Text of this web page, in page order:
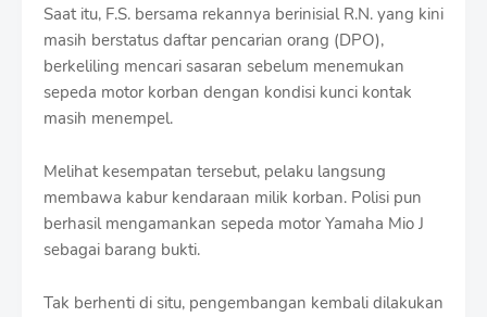
Saat itu, F.S. bersama rekannya berinisial R.N. yang kini
masih berstatus daftar pencarian orang (DPO),
berkeliling mencari sasaran sebelum menemukan
sepeda motor korban dengan kondisi kunci kontak
masih menempel.
Melihat kesempatan tersebut, pelaku langsung
membawa kabur kendaraan milik korban. Polisi pun
berhasil mengamankan sepeda motor Yamaha Mio J
sebagai barang bukti.
Tak berhenti di situ, pengembangan kembali dilakukan